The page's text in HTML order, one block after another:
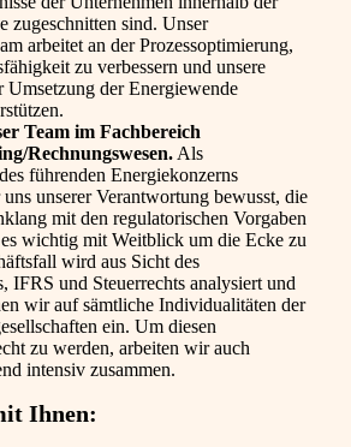
sind. Unser
arbeitet an der Prozessoptimierung,
zu verbessern und unsere
der Energiewende
Team im Fachbereich
Rechnungswesen. Als
führenden Energiekonzerns
unserer Verantwortung bewusst, die
mit den regulatorischen Vorgaben
wichtig mit Weitblick um die Ecke zu
wird aus Sicht des
IFRS und Steuerrechts analysiert und
wir auf sämtliche Individualitäten der
ein. Um diesen
zu werden, arbeiten wir auch
intensiv zusammen.
Ihnen: